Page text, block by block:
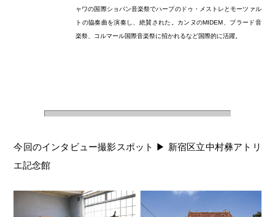
ャワの国際ショパン音楽祭でハープのドゥ・メストレとモーツァル
トの協奏曲を演奏し、絶賛された。カンヌのMIDEM、プラード音
楽祭、コルマール国際音楽祭に招かれるなど国際的に活躍。
今回のインタビュー撮影スポット ▶ 新宿区立中村彝アトリ
エ記念館